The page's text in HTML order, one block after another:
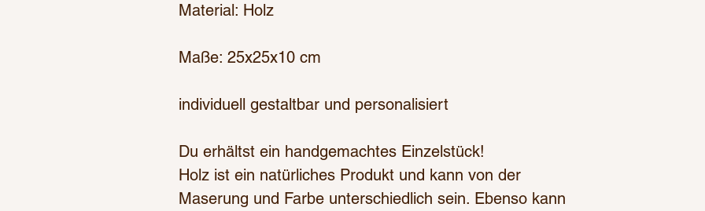
Material: Holz
Maße: 25x25x10 cm
individuell gestaltbar und personalisiert
Du erhältst ein handgemachtes Einzelstück!
Holz ist ein natürliches Produkt und kann von der
Maserung und Farbe unterschiedlich sein. Ebenso kann